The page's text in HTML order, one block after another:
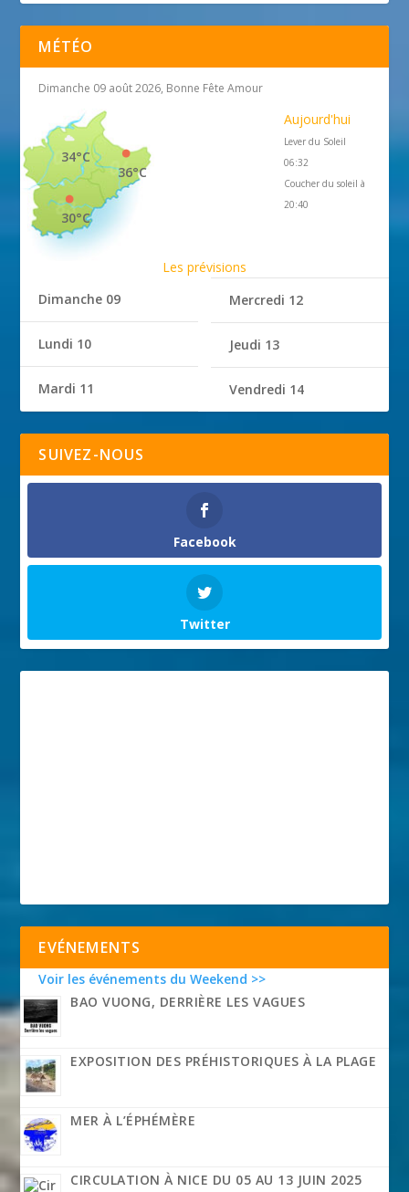
MÉTÉO
Dimanche 09 août 2026, Bonne Fête Amour
36°C
34°C
30°C
Aujourd'hui
Lever du Soleil
06:32
Coucher du soleil à
20:40
Les prévisions
Dimanche 09
Lundi 10
Mardi 11
Mercredi 12
Jeudi 13
Vendredi 14
SUIVEZ-NOUS
Facebook
Twitter
EVÉNEMENTS
Voir les événements du Weekend >>
BAO VUONG, DERRIÈRE LES VAGUES
EXPOSITION DES PRÉHISTORIQUES À LA PLAGE
MER À L’ÉPHÉMÈRE
CIRCULATION À NICE DU 05 AU 13 JUIN 2025